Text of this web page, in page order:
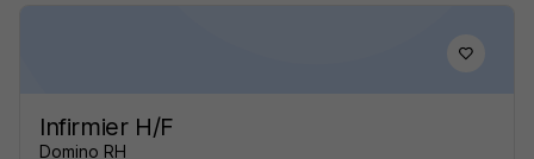
Infirmier H/F
Domino RH